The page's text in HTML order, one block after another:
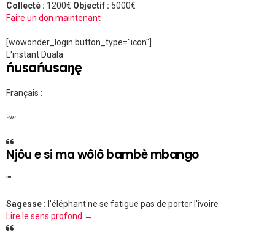
Collecté : 1200€ Objectif : 5000€
Faire un don maintenant
[wowonder_login button_type="icon"]
L'instant Duala
ńusańusaŋę
Français :
-an
Njôu e si ma wôlô bambè mbango
""
Sagesse : l'éléphant ne se fatigue pas de porter l'ivoire
Lire le sens profond →